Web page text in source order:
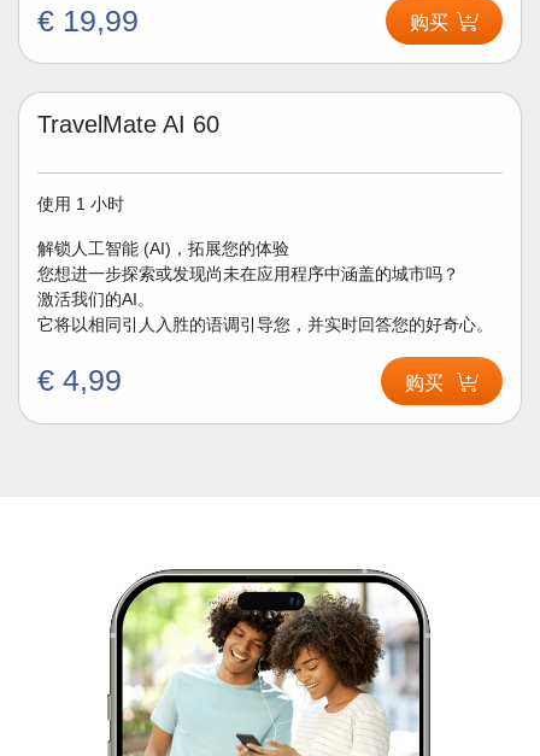
€ 19,99 购买
TravelMate AI 60
使用 1 小时
解锁人工智能 (AI)，拓展您的体验
您想进一步探索或发现尚未在应用程序中涵盖的城市吗？
激活我们的AI。
它将以相同引人入胜的语调引导您，并实时回答您的好奇心。
€ 4,99 购买